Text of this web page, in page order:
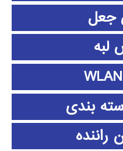
بندی
راننده